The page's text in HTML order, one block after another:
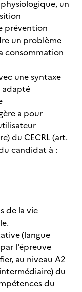
un
prévention
un problème
consommation
une syntaxe
adapté
a pour
du CECRL (art.
candidat à :
de la vie
(langue
l'épreuve
au niveau A2
du
du